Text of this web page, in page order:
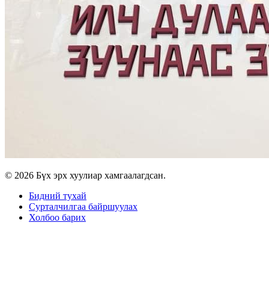
© 2026 Бүх эрх хуулиар хамгаалагдсан.
Бидний тухай
Сурталчилгаа байршуулах
Холбоо барих